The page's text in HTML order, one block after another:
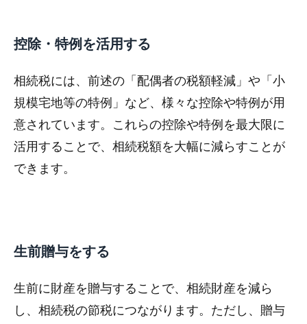
控除・特例を活用する
相続税には、前述の「配偶者の税額軽減」や「小
規模宅地等の特例」など、様々な控除や特例が用
意されています。これらの控除や特例を最大限に
活用することで、相続税額を大幅に減らすことが
できます。
生前贈与をする
生前に財産を贈与することで、相続財産を減ら
し、相続税の節税につながります。ただし、贈与